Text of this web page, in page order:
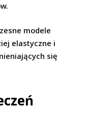
modele
elastyczne i
się